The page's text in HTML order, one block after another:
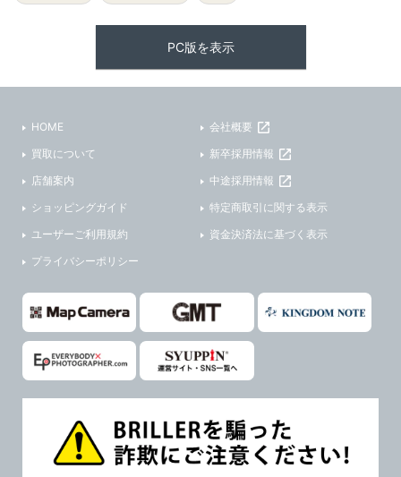
PC版を表示
HOME
買取について
店舗案内
ショッピングガイド
ユーザーご利用規約
プライバシーポリシー
会社概要
新卒採用情報
中途採用情報
特定商取引に関する表示
資金決済法に基づく表示